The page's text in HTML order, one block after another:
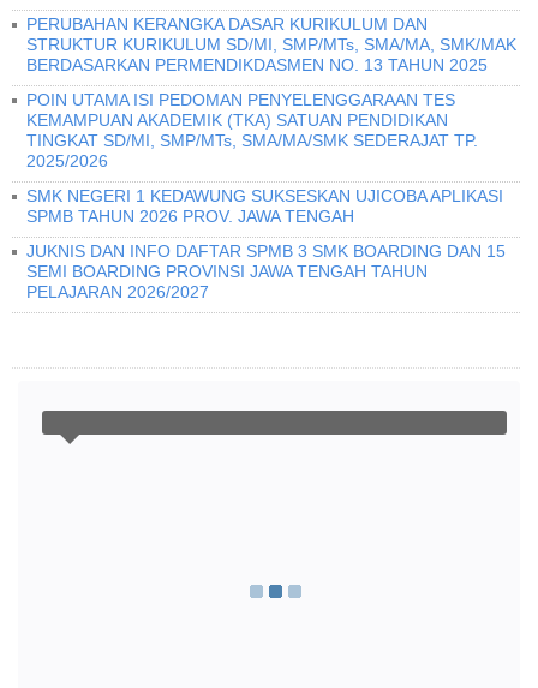
PERUBAHAN KERANGKA DASAR KURIKULUM DAN
STRUKTUR KURIKULUM SD/MI, SMP/MTs, SMA/MA, SMK/MAK
BERDASARKAN PERMENDIKDASMEN NO. 13 TAHUN 2025
POIN UTAMA ISI PEDOMAN PENYELENGGARAAN TES
KEMAMPUAN AKADEMIK (TKA) SATUAN PENDIDIKAN
TINGKAT SD/MI, SMP/MTs, SMA/MA/SMK SEDERAJAT TP.
2025/2026
SMK NEGERI 1 KEDAWUNG SUKSESKAN UJICOBA APLIKASI
SPMB TAHUN 2026 PROV. JAWA TENGAH
JUKNIS DAN INFO DAFTAR SPMB 3 SMK BOARDING DAN 15
SEMI BOARDING PROVINSI JAWA TENGAH TAHUN
PELAJARAN 2026/2027